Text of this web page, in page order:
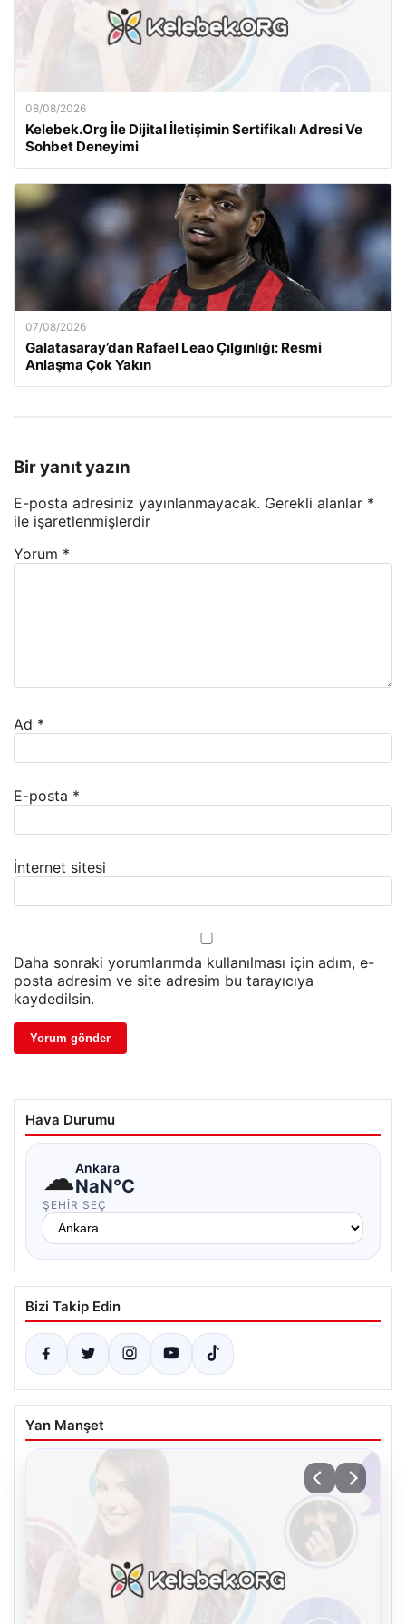
08/08/2026
Kelebek.Org İle Dijital İletişimin Sertifikalı Adresi Ve
Sohbet Deneyimi
07/08/2026
Galatasaray’dan Rafael Leao Çılgınlığı: Resmi
Anlaşma Çok Yakın
Bir yanıt yazın
E-posta adresiniz yayınlanmayacak. Gerekli alanlar *
ile işaretlenmişlerdir
Yorum *
Ad *
E-posta *
İnternet sitesi
Daha sonraki yorumlarımda kullanılması için adım, e-
posta adresim ve site adresim bu tarayıcıya
kaydedilsin.
Hava Durumu
☁Ankara
NaN°C
ŞEHIR SEÇ
Bizi Takip Edin
Yan Manşet